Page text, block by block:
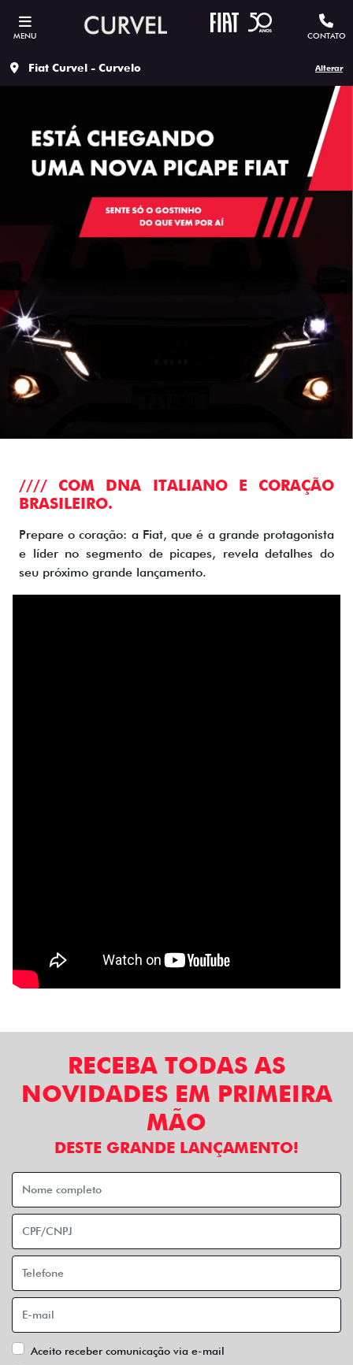
MENU CONTATO
Fiat Curvel - Curvelo Alterar
//// COM DNA ITALIANO E CORAÇÃO
BRASILEIRO.
Prepare o coração: a Fiat, que é a grande protagonista
e líder no segmento de picapes, revela detalhes do
seu próximo grande lançamento.
RECEBA TODAS AS
NOVIDADES EM PRIMEIRA
MÃO
DESTE GRANDE LANÇAMENTO!
Aceito receber comunicação via e-mail